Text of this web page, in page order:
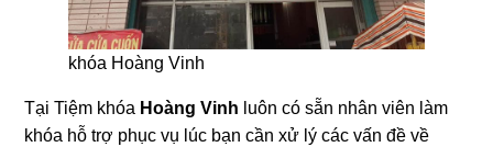
khóa Hoàng Vinh
Tại Tiệm khóa Hoàng Vinh luôn có sẵn nhân viên làm
khóa hỗ trợ phục vụ lúc bạn cần xử lý các vấn đề về